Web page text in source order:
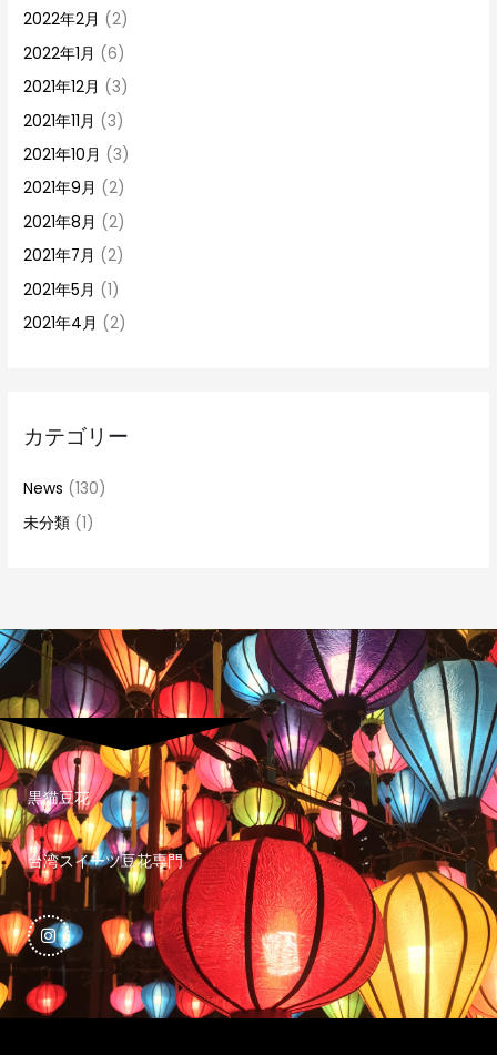
2022年2月 (2)
2022年1月 (6)
2021年12月 (3)
2021年11月 (3)
2021年10月 (3)
2021年9月 (2)
2021年8月 (2)
2021年7月 (2)
2021年5月 (1)
2021年4月 (2)
カテゴリー
News (130)
未分類 (1)
黒猫豆花
台湾スイーツ豆花専門
n
s
t
a
g
r
a